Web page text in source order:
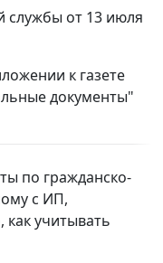
службы от 13 июля
к газете
документы"
по гражданско-
с ИП,
учитывать